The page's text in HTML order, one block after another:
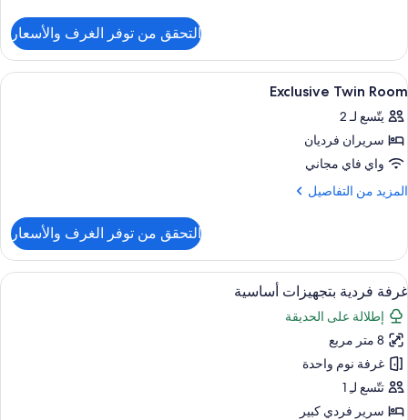
Basic
Twin
Room
التحقق من توفر الغرف والأسعار
استعراض
جميع
صور
Exclusive
Twin
Room
7
Exclusive Twin Room
يتّسع لـ 2
سريران فرديان
واي فاي مجاني
المزيد من التفاصيل
المزيد
Exclusive
Twin
Room
التحقق من توفر الغرف والأسعار
استعراض
جميع
صور
غرفة
فردية
بتجهيزات
أساسية
6
غرفة فردية بتجهيزات أساسية
إطلالة على الحديقة
8 متر مربع
غرفة نوم واحدة
تتّسع لـِ 1
سرير فردي كبير